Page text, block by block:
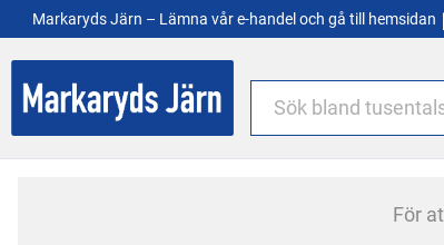
Markaryds Järn – Lämna vår e-handel och gå till hemsidan
För